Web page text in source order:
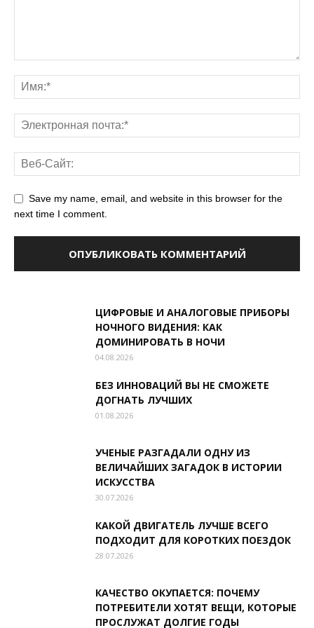
Save my name, email, and website in this browser for the
next time I comment.
ЦИФРОВЫЕ И АНАЛОГОВЫЕ ПРИБОРЫ
НОЧНОГО ВИДЕНИЯ: КАК
ДОМИНИРОВАТЬ В НОЧИ
04.08.2026
БЕЗ ИННОВАЦИЙ ВЫ НЕ СМОЖЕТЕ
ДОГНАТЬ ЛУЧШИХ
01.08.2026
УЧЕНЫЕ РАЗГАДАЛИ ОДНУ ИЗ
ВЕЛИЧАЙШИХ ЗАГАДОК В ИСТОРИИ
ИСКУССТВА
30.07.2026
КАКОЙ ДВИГАТЕЛЬ ЛУЧШЕ ВСЕГО
ПОДХОДИТ ДЛЯ КОРОТКИХ ПОЕЗДОК
28.07.2026
КАЧЕСТВО ОКУПАЕТСЯ: ПОЧЕМУ
ПОТРЕБИТЕЛИ ХОТЯТ ВЕЩИ, КОТОРЫЕ
ПРОСЛУЖАТ ДОЛГИЕ ГОДЫ